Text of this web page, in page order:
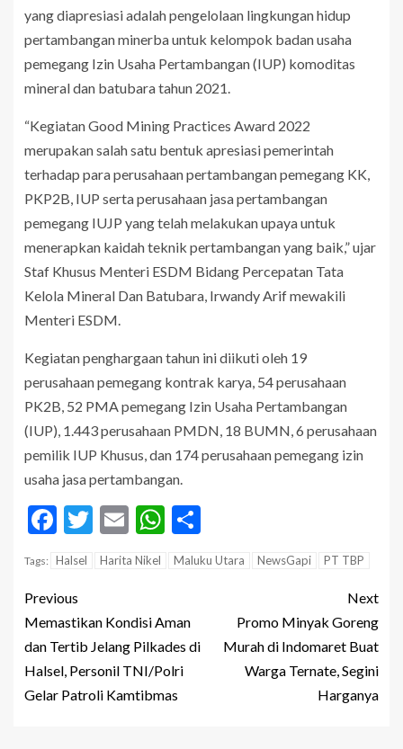
yang diapresiasi adalah pengelolaan lingkungan hidup
pertambangan minerba untuk kelompok badan usaha
pemegang Izin Usaha Pertambangan (IUP) komoditas
mineral dan batubara tahun 2021.
“Kegiatan Good Mining Practices Award 2022
merupakan salah satu bentuk apresiasi pemerintah
terhadap para perusahaan pertambangan pemegang KK,
PKP2B, IUP serta perusahaan jasa pertambangan
pemegang IUJP yang telah melakukan upaya untuk
menerapkan kaidah teknik pertambangan yang baik,” ujar
Staf Khusus Menteri ESDM Bidang Percepatan Tata
Kelola Mineral Dan Batubara, Irwandy Arif mewakili
Menteri ESDM.
Kegiatan penghargaan tahun ini diikuti oleh 19
perusahaan pemegang kontrak karya, 54 perusahaan
PK2B, 52 PMA pemegang Izin Usaha Pertambangan
(IUP), 1.443 perusahaan PMDN, 18 BUMN, 6 perusahaan
pemilik IUP Khusus, dan 174 perusahaan pemegang izin
usaha jasa pertambangan.
Facebook
Twitter
EmailWhatsApp
Tags: Halsel Harita Nikel Maluku Utara NewsGapi PT TBP
Previous
Memastikan Kondisi Aman
dan Tertib Jelang Pilkades di
Halsel, Personil TNI/Polri
Gelar Patroli Kamtibmas
Next
Promo Minyak Goreng
Murah di Indomaret Buat
Warga Ternate, Segini
Harganya